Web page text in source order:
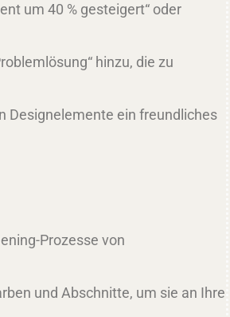
um 40 % gesteigert“ oder
hinzu, die zu
Designelemente ein freundliches
Prozesse von
und Abschnitte, um sie an Ihre